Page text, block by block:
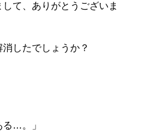
て、ありがとうございま
したでしょうか？
る…。」